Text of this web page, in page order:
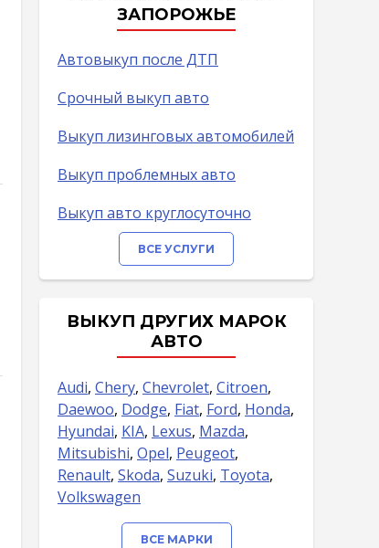
ЗАПОРОЖЬЕ
Автовыкуп после ДТП
Срочный выкуп авто
Выкуп лизинговых автомобилей
Выкуп проблемных авто
Выкуп авто круглосуточно
ВСЕ УСЛУГИ
ВЫКУП ДРУГИХ МАРОК
АВТО
Audi, Chery, Chevrolet, Citroen,
Daewoo, Dodge, Fiat, Ford, Honda,
Hyundai, KIA, Lexus, Mazda,
Mitsubishi, Opel, Peugeot,
Renault, Skoda, Suzuki, Toyota,
Volkswagen
ВСЕ МАРКИ